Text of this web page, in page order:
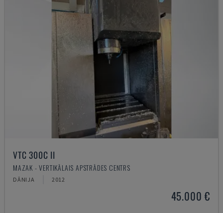
VTC 300C II
MAZAK - VERTIKĀLAIS APSTRĀDES CENTRS
DĀNIJA 2012
45.000 €